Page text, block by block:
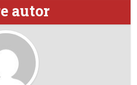
autor